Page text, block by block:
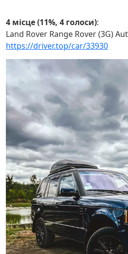
4 місце (11%, 4 голоси):
Land Rover Range Rover (3G)
https://driver.top/car/33930